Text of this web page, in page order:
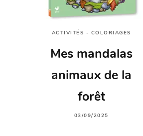
ACTIVITÉS - COLORIAGES
Mes mandalas
animaux de la
forêt
03/09/2025